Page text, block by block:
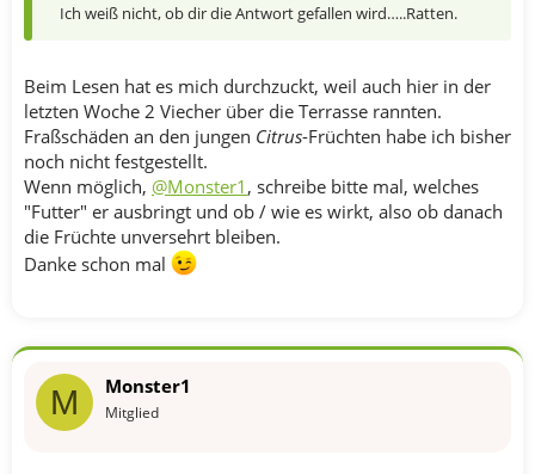
Ich weiß nicht, ob dir die Antwort gefallen wird…..Ratten.
Beim Lesen hat es mich durchzuckt, weil auch hier in der
letzten Woche 2 Viecher über die Terrasse rannten.
Fraßschäden an den jungen Citrus-Früchten habe ich bisher
noch nicht festgestellt.
Wenn möglich, @Monster1 , schreibe bitte mal, welches
"Futter" er ausbringt und ob / wie es wirkt, also ob danach
die Früchte unversehrt bleiben.
Danke schon mal
M Monster1
Mitglied